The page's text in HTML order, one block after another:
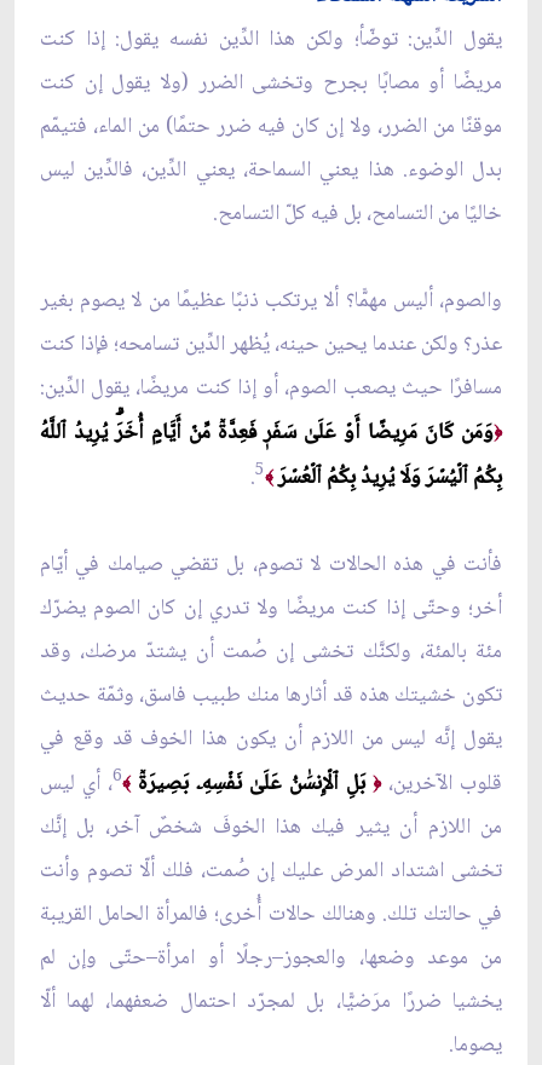
يقول الدِّين: توضّأ؛ ولكن هذا الدِّين نفسه يقول: إذا كنت
مريضًا أو مصابًا بجرح وتخشى الضرر (ولا يقول إن كنت
موقنًا من الضرر، ولا إن كان فيه ضرر حتمًا) من الماء، فتيمّم
بدل الوضوء. هذا يعني السماحة، يعني الدِّين، فالدِّين ليس
خاليًا من التسامح، بل فيه كلّ التسامح.
والصوم، أليس مهمًّا؟ ألا يرتكب ذنبًا عظيمًا من لا يصوم بغير
عذر؟ ولكن عندما يحين حينه، يُظهر الدِّين تسامحه؛ فإذا كنت
مسافرًا حيث يصعب الصوم، أو إذا كنت مريضًا، يقول الدِّين:
﴿وَمَن كَانَ مَرِيضًا أَوۡ عَلَىٰ سَفَرٖ فَعِدَّةٞ مِّنۡ أَيَّامٍ أُخَرَۗ يُرِيدُ ٱللَّهُ
بِكُمُ ٱلۡيُسۡرَ وَلَا يُرِيدُ بِكُمُ ٱلۡعُسۡرَ﴾5
.
فأنت في هذه الحالات لا تصوم، بل تقضي صيامك في أيّام
أخر؛ وحتّى إذا كنت مريضًا ولا تدري إن كان الصوم يضرّك
مئة بالمئة، ولكنَّك تخشى إن صُمت أن يشتدّ مرضك، وقد
تكون خشيتك هذه قد أثارها منك طبيب فاسق، وثمّة حديث
يقول إنَّه ليس من اللازم أن يكون هذا الخوف قد وقع في
قلوب الآخرين،﴿بَلِ ٱلۡإِنسَٰنُ عَلَىٰ نَفۡسِهِۦ بَصِيرَةٞ﴾6، أي ليس
من اللازم أن يثير فيك هذا الخوفَ شخصٌ آخر، بل إنَّك
تخشى اشتداد المرض عليك إن صُمت، فلك ألّا تصوم وأنت
في حالتك تلك. وهنالك حالات أُخرى؛ فالمرأة الحامل القريبة
من موعد وضعها، والعجوز–رجلًا أو امرأة–حتّى وإن لم
يخشيا ضررًا مرَضيًّا، بل لمجرّد احتمال ضعفهما، لهما ألّا
يصوما.